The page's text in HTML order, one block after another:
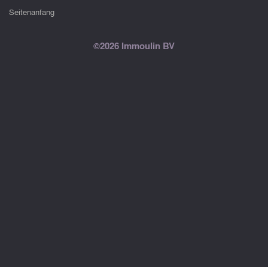
Seitenanfang
©2026 Immoulin BV